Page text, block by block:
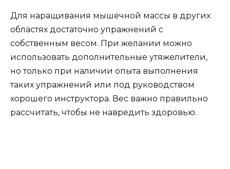
Для наращивания мышечной массы в других
областях достаточно упражнений с
собственным весом. При желании можно
использовать дополнительные утяжелители,
но только при наличии опыта выполнения
таких упражнений или под руководством
хорошего инструктора. Вес важно правильно
рассчитать, чтобы не навредить здоровью.